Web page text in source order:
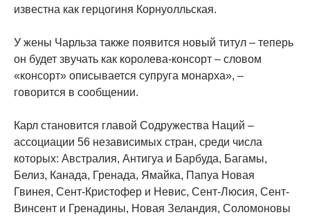
известна как герцогиня Корнуолльская.
У жены Чарльза также появится новый титул – теперь
он будет звучать как королева-консорт – словом
«консорт» описывается супруга монарха», –
говорится в сообщении.
Карл становится главой Содружества Наций –
ассоциации 56 независимых стран, среди числа
которых: Австралия, Антигуа и Барбуда, Багамы,
Белиз, Канада, Гренада, Ямайка, Папуа Новая
Гвинея, Сент-Кристофер и Невис, Сент-Люсия, Сент-
Винсент и Гренадины, Новая Зеландия, Соломоновы